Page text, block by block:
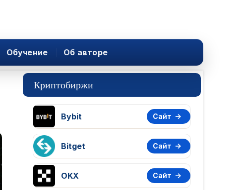
Обучение Об авторе
Криптобиржи
Bybit Сайт
Bitget Сайт
OKX Сайт